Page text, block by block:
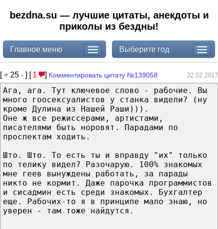
bezdna.su — лучшие цитаты, анекдоты и
приколы из бездны!
Главное меню Выберите год
[+ 25 - ] [ 1 ] Комментировать цитату №139058 22.02.2017
Ага, ага. Тут ключевое слово - рабочие. Вы
много гоосексуалистов у станка видели? (ну
кроме Дулина из Нашей Раши))).
Оне ж все режиссерами, артистами,
писателями быть норовят. Парадами по
проспектам ходить.
Што. Што. То есть ты и вправду "их" только
по телику видел? Разочарую. 100% знакомых
мне геев вынуждены работать, за парады
никто не кормит. Даже парочка программистов
и сисадмин есть среди знакомых. Бухгалтер
еще. Рабочих-то я в принципе мало знаю, но
уверен - там тоже найдутся.